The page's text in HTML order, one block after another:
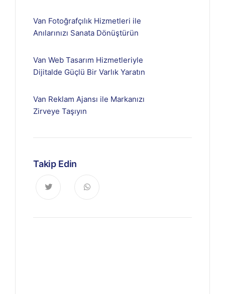
Van Fotoğrafçılık Hizmetleri ile
Anılarınızı Sanata Dönüştürün
Van Web Tasarım Hizmetleriyle
Dijitalde Güçlü Bir Varlık Yaratın
Van Reklam Ajansı ile Markanızı
Zirveye Taşıyın
Takip Edin